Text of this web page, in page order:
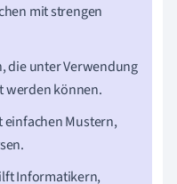
mit strengen
die unter Verwendung
werden können.
einfachen Mustern,
Informatikern,